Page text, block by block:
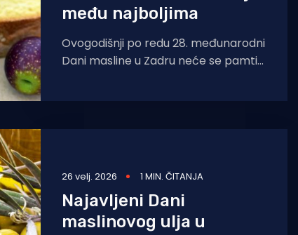
među najboljima
Ovogodišnji po redu 28. međunarodni
Dani masline u Zadru neće se pamtiti
26 velj. 2026 1 MIN. ČITANJA
Najavljeni Dani
maslinovog ulja u